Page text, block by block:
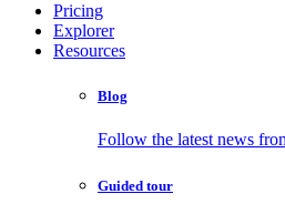
Pricing
Explorer
Resources
Blog
Follow the latest news
Guided tour